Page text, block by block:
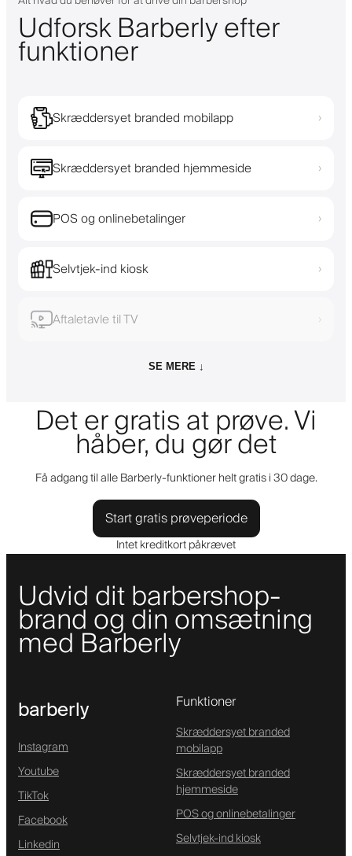
Udforsk Barberly efter
funktioner
Skræddersyet branded mobilapp ›
Skræddersyet branded hjemmeside ›
POS og onlinebetalinger ›
Selvtjek-ind kiosk ›
Aftaletavle til TV ›
SE MERE ↓
Det er gratis at prøve. Vi
håber, du gør det
Få adgang til alle Barberly-funktioner helt gratis i 30 dage.
Start gratis prøveperiode
Intet kreditkort påkrævet
Udvid dit barbershop-
brand og din omsætning
med Barberly
barberly
Instagram
Youtube
TikTok
Facebook
Linkedin
Funktioner
Skræddersyet branded
mobilapp
Skræddersyet branded
hjemmeside
POS og onlinebetalinger
Selvtjek-ind kiosk